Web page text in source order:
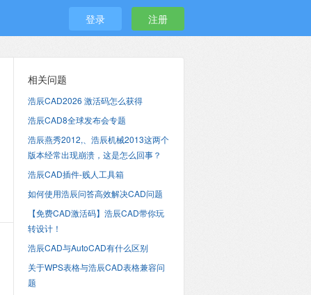
登录 注册
相关问题
浩辰CAD2026 激活码怎么获得
浩辰CAD8全球发布会专题
浩辰燕秀2012,、浩辰机械2013这两个
版本经常出现崩溃，这是怎么回事？
浩辰CAD插件-贱人工具箱
如何使用浩辰问答高效解决CAD问题
【免费CAD激活码】浩辰CAD带你玩
转设计！
浩辰CAD与AutoCAD有什么区别
关于WPS表格与浩辰CAD表格兼容问
题